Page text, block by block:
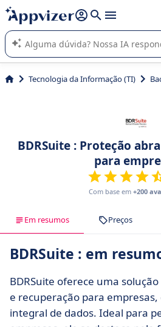
de nossa IA (várias linhas com
A IA do Appvizer o orienta no uso ou na
SaaS para sua empresa.
Tecnologia da Informação (TI)
BDRSuite : Proteção
para
Com base em +200
Em resumos Preços
BDRSuite : em
BDRSuite oferece uma
e recuperação para
integral de dados. Ideal para